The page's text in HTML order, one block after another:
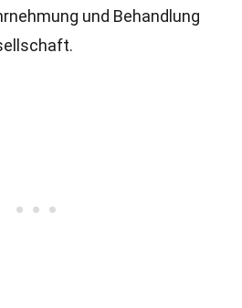
und Behandlung